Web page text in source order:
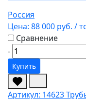
Россия
Цена: 88 000 руб. /
Сравнение
-
Купить
Артикул: 14623